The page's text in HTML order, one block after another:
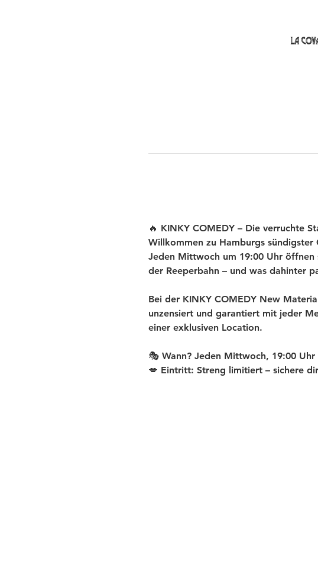
La
🔥 KINKY COMEDY – Die verruchte
Willkommen zu Hamburgs sündigster
Jeden Mittwoch um 19:00 Uhr öffnen
der Reeperbahn – und was dahinter
Bei der KINKY COMEDY New
unzensiert und garantiert mit jeder
einer exklusiven Location.
🎭 Wann? Jeden Mittwoch, 19:00 Uhr
💋 Eintritt: Streng limitiert – sichere